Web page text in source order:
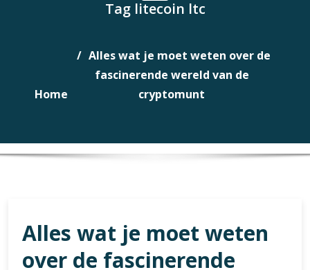
Tag litecoin ltc
Home
Alles wat je moet weten over de
fascinerende wereld van de
cryptomunt
Alles wat je moet weten
over de fascinerende